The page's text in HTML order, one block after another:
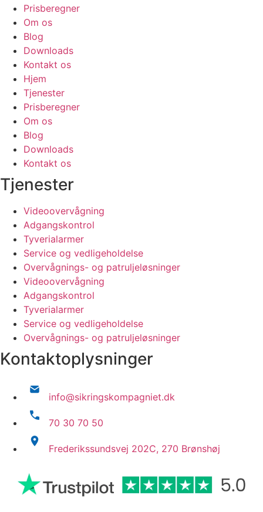
Prisberegner
Om os
Blog
Downloads
Kontakt os
Hjem
Tjenester
Prisberegner
Om os
Blog
Downloads
Kontakt os
Tjenester
Videoovervågning
Adgangskontrol
Tyverialarmer
Service og vedligeholdelse
Overvågnings- og patruljeløsninger
Videoovervågning
Adgangskontrol
Tyverialarmer
Service og vedligeholdelse
Overvågnings- og patruljeløsninger
Kontaktoplysninger
info@sikringskompagniet.dk
70 30 70 50
Frederikssundsvej 202C, 270 Brønshøj